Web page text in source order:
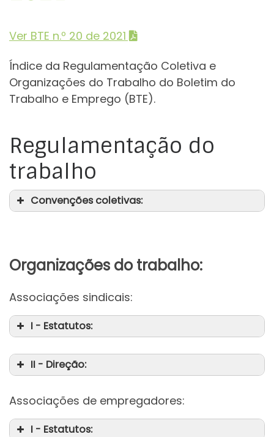
Ver BTE n.º 20 de 2021
Índice da Regulamentação Coletiva e
Organizações do Trabalho do Boletim do
Trabalho e Emprego (BTE).
Regulamentação do
trabalho
Convenções coletivas:
Organizações do trabalho:
Associações sindicais:
I - Estatutos:
II - Direção:
Associações de empregadores:
I - Estatutos: